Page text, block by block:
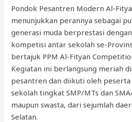
Pondok Pesantren Modern Al-
menunjukkan perannya sebagai
generasi muda berprestasi
kompetisi antar sekolah se-
bertajuk PPM Al-Fityan
Kegiatan ini berlangsung meriah
pesantren dan diikuti oleh
sekolah tingkat SMP/MTs dan
maupun swasta, dari sejumlah
Selatan.